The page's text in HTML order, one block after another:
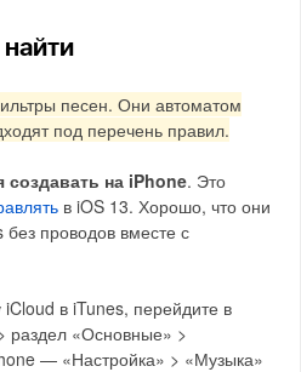
найти
песен. Они автоматом
под перечень правил.
на iPhone. Это
в iOS 13. Хорошо, что они
проводов вместе с
в iTunes, перейдите в
раздел «Основные» >
— «Настройка» > «Музыка»